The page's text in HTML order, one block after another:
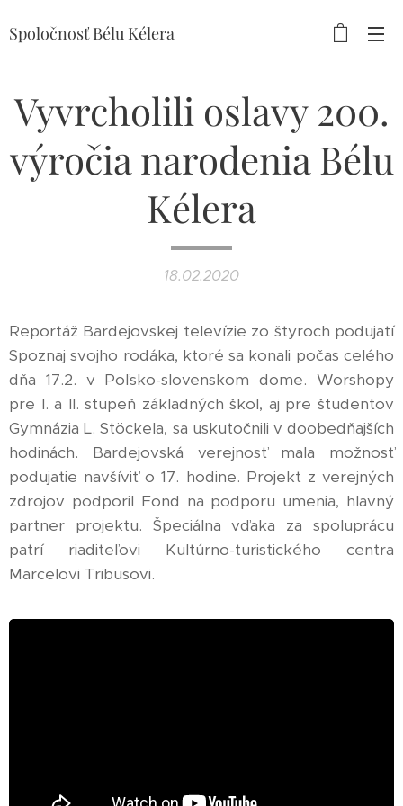
Spoločnosť Bélu Kélera
Vyvrcholili oslavy 200.
výročia narodenia Bélu
Kélera
18.02.2020
Reportáž Bardejovskej televízie zo štyroch podujatí
Spoznaj svojho rodáka, ktoré sa konali počas celého
dňa 17.2. v Poľsko-slovenskom dome. Worshopy
pre I. a II. stupeň základných škol, aj pre študentov
Gymnázia L. Stöckela, sa uskutočnili v doobedňajších
hodinách. Bardejovská verejnosť mala možnosť
podujatie navšíviť o 17. hodine. Projekt z verejných
zdrojov podporil Fond na podporu umenia, hlavný
partner projektu. Špeciálna vďaka za spoluprácu
patrí riaditeľovi Kultúrno-turistického centra
Marcelovi Tribusovi.